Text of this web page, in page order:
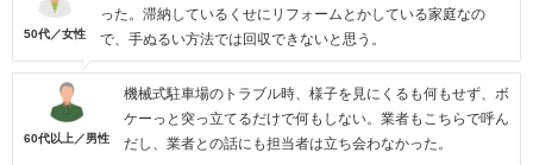
50代／女性
った。滞納しているくせにリフォームとかしている家庭なの
で、手ぬるい方法では回収できないと思う。
60代以上／男性
機械式駐車場のトラブル時、様子を見にくるも何もせず、ボ
ケーっと突っ立てるだけで何もしない。業者もこちらで呼ん
だし、業者との話にも担当者は立ち会わなかった。